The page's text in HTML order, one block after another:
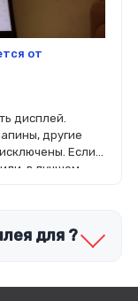
от
дисплей.
другие
Если
в лучшем
для ?